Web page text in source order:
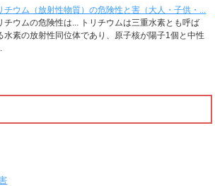
チウム（放射性物質）の危険性と害（大人・子供・...
チウムの危険性は... トリチウムは三重水素とも呼ば
水素の放射性同位体であり、原子核が陽子1個と中性